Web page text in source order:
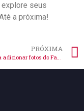
explore ⁣seus
a próxima!
PRÓXIMA